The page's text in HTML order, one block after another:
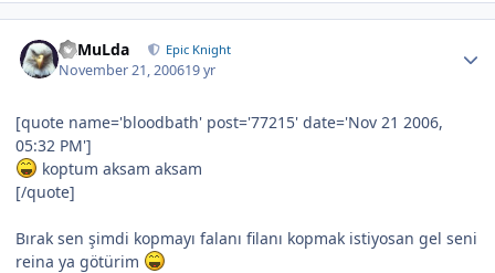
RaMuLda Epic Knight
November 21, 200619 yr
[quote name='bloodbath' post='77215' date='Nov 21 2006,
05:32 PM']
koptum aksam aksam
[/quote]
Bırak sen şimdi kopmayı falanı filanı kopmak istiyosan gel seni
reina ya götürim